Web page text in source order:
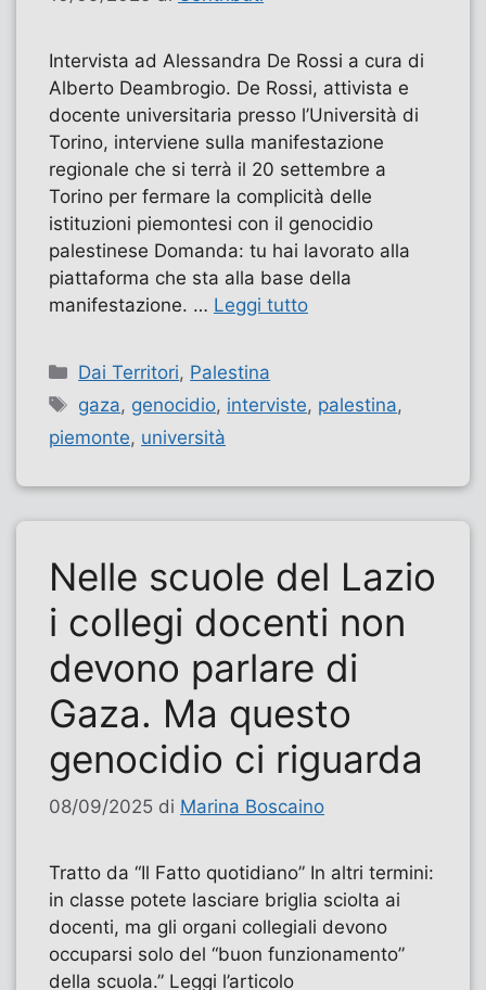
Intervista ad Alessandra De Rossi a cura di
Alberto Deambrogio. De Rossi, attivista e
docente universitaria presso l’Università di
Torino, interviene sulla manifestazione
regionale che si terrà il 20 settembre a
Torino per fermare la complicità delle
istituzioni piemontesi con il genocidio
palestinese Domanda: tu hai lavorato alla
piattaforma che sta alla base della
manifestazione. … Leggi tutto
Categorie
Dai Territori, Palestina
Tag
gaza, genocidio, interviste, palestina,
piemonte, università
Nelle scuole del Lazio
i collegi docenti non
devono parlare di
Gaza. Ma questo
genocidio ci riguarda
08/09/2025 di Marina Boscaino
Tratto da “Il Fatto quotidiano” In altri termini:
in classe potete lasciare briglia sciolta ai
docenti, ma gli organi collegiali devono
occuparsi solo del “buon funzionamento”
della scuola.” Leggi l’articolo